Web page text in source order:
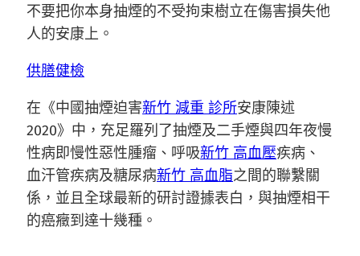
不要把你本身抽煙的不受拘束樹立在傷害損失他
人的安康上。
供膳健檢
在《中國抽煙迫害新竹 減重 診所安康陳述
2020》中，充足羅列了抽煙及二手煙與四年夜慢
性病即慢性惡性腫瘤、呼吸新竹 高血壓疾病、
血汗管疾病及糖尿病新竹 高血脂之間的聯繫關
係，並且全球最新的研討證據表白，與抽煙相干
的癌癥到達十幾種。